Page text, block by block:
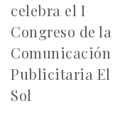
celebra el I
Congreso de la
Comunicación
Publicitaria El
Sol